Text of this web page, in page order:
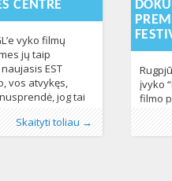
CENTRE
vyko filmų
jų taip
EST
vos atvykęs,
jog tai
LGBT
Štai taip, filmų
mūsų renginių
Skaityti toliau →
226 filmas,
įvyko
filmo
Žymos:
filmas,